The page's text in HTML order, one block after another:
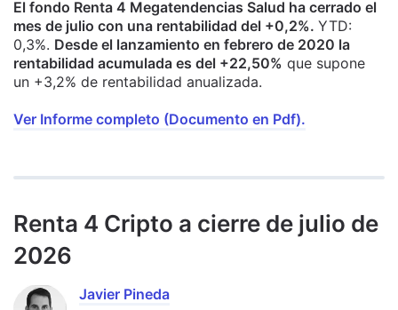
El fondo Renta 4 Megatendencias Salud ha cerrado el
mes de julio con una rentabilidad del +0,2%. YTD:
0,3%. Desde el lanzamiento en febrero de 2020 la
rentabilidad acumulada es del +22,50% que supone
un +3,2% de rentabilidad anualizada.
Ver Informe completo (Documento en Pdf).
Renta 4 Cripto a cierre de julio de
2026
Javier Pineda